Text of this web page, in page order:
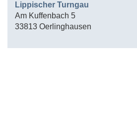
Lippischer Turngau
Am Kuffenbach 5
33813 Oerlinghausen